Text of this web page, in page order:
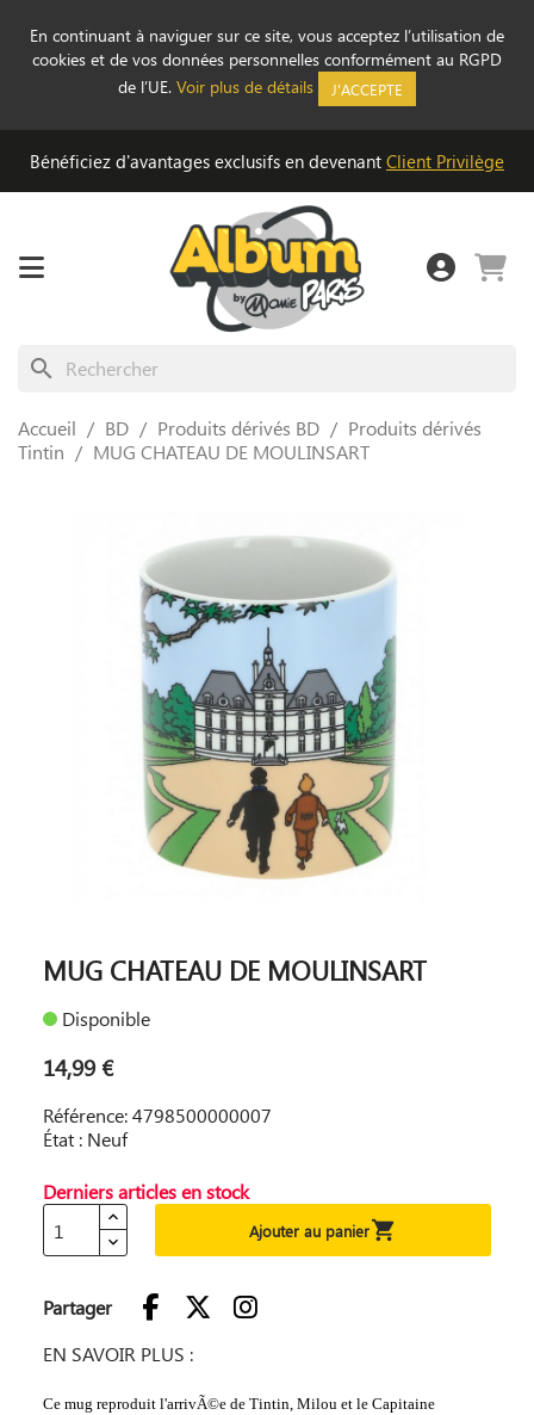
En continuant à naviguer sur ce site, vous acceptez l’utilisation de
cookies et de vos données personnelles conformément au RGPD
de l’UE. Voir plus de détails J'ACCEPTE
Bénéficiez d'avantages exclusifs en devenant Client Privilège
search
Accueil BD Produits dérivés BD
Produits dérivés
Tintin
MUG CHATEAU DE MOULINSART
MUG CHATEAU DE MOULINSART
Disponible
14,99 €
Référence: 4798500000007
État : Neuf
Derniers articles en stock
Ajouter au panier
Partager
EN SAVOIR PLUS :
Ce mug reproduit l'arrivÃ©e de Tintin, Milou et le Capitaine